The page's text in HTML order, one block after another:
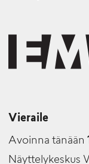
Vieraile
Avoinna tänään
Näyttelykeskus